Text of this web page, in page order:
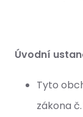
Úvodní
Tyto
zákona